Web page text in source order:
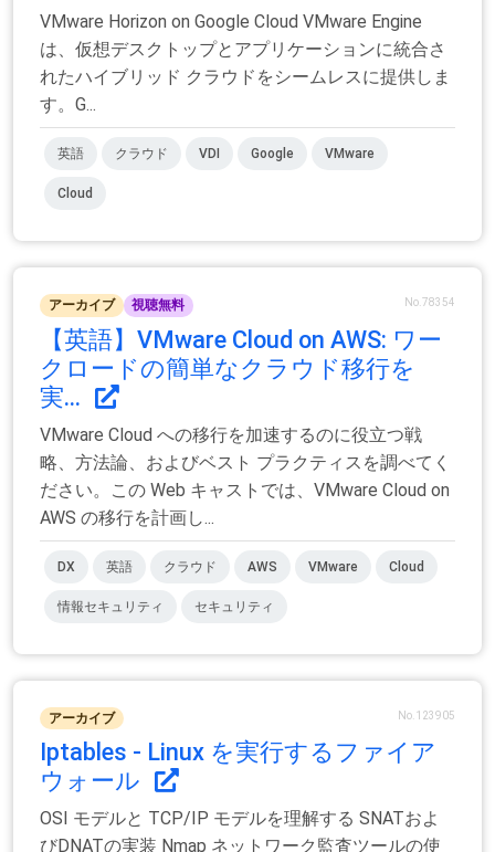
VMware Horizo​​n on Google Cloud VMware Engine
は、仮想デスクトップとアプリケーションに統合さ
れたハイブリッド クラウドをシームレスに提供しま
す。G...
英語 クラウド VDI Google VMware
Cloud
アーカイブ 視聴無料 No.78354
【英語】VMware Cloud on AWS: ワー
クロードの簡単なクラウド移行を
実...
VMware Cloud への移行を加速するのに役立つ戦
略、方法論、およびベスト プラクティスを調べてく
ださい。この Web キャストでは、VMware Cloud on
AWS の移行を計画し...
DX 英語 クラウド AWS VMware Cloud
情報セキュリティ セキュリティ
アーカイブ No.123905
Iptables - Linux を実行するファイア
ウォール
OSI モデルと TCP/IP モデルを理解する SNATおよ
びDNATの実装 Nmap ネットワーク監査ツールの使